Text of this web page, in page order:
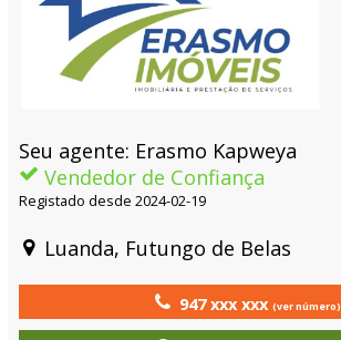
Seu agente: Erasmo Kapweya
Vendedor de Confiança
Registado desde 2024-02-19
Luanda, Futungo de Belas
947 xxx xxx(ver número)